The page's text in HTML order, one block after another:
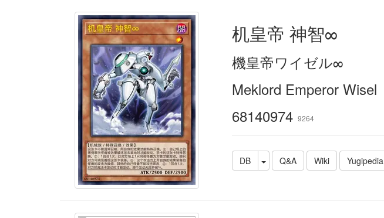
机皇帝 神智∞
機皇帝ワイゼル∞
Meklord Emperor Wisel
68140974 9264
DB Q&A Wiki Yugipedia